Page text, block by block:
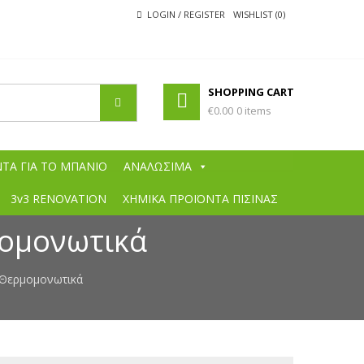
LOGIN / REGISTER WISHLIST (0)
συγκολητικές ουσίες, ξυλόκολλες, θερμομονωτικά χρώματα,
στόκοι μαρμάρου, σοβάδες, κόλλες πλακιδίων, αστάρια
χαμηλές ιμές σε όλα τα είδη, προσφορές σε χρώματα, berling,
SHOPPING CART
€0.00 0 items
ΓΙΑ ΤΟ ΜΠΑΝΙΟ ΑΝΑΛΩΣΙΜΑ
3v3 RENOVATION ΧΗΜΙΚΑ ΠΡΟΪΟΝΤΑ ΠΙΣΙΝΑΣ